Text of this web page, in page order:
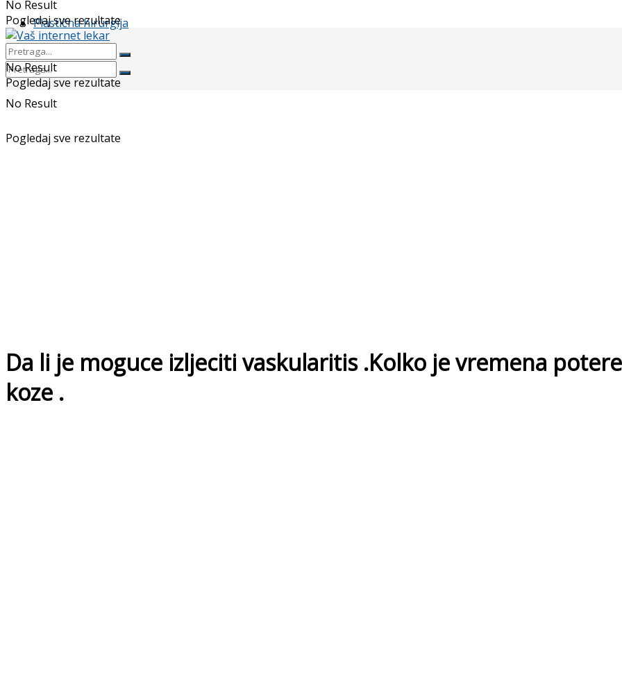
Plastična hirurgija
No Result
Pogledaj sve rezultate
No Result
Pogledaj sve rezultate
No Result
Pogledaj sve rezultate
Da li je moguce izljeciti vaskularitis .Kolko je vremena
koze .